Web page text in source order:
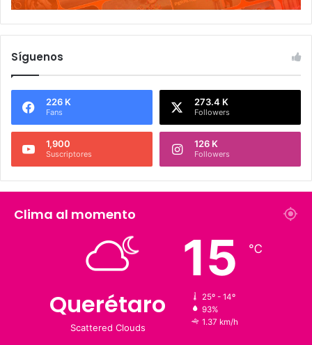
Síguenos
226 K
Fans
273.4 K
Followers
1,900
Suscriptores
126 K
Followers
Clima al momento
Querétaro
Scattered Clouds
15 ℃
25º - 14º
93%
1.37 km/h